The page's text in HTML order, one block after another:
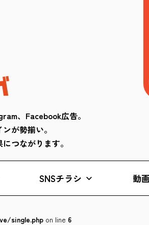
、Facebook広告。
が勢揃い。
つながります。
SNSチラシ 動
single.php on line 6